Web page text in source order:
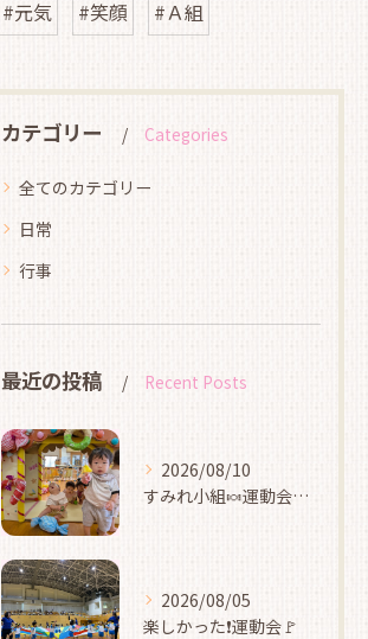
#元気 #笑顔 #Ａ組
カテゴリー Categories
全てのカテゴリー
日常
行事
最近の投稿 Recent Posts
2026/08/10
すみれ小組🍬運動会ごっこ
2026/08/05
楽しかった❗運動会🚩